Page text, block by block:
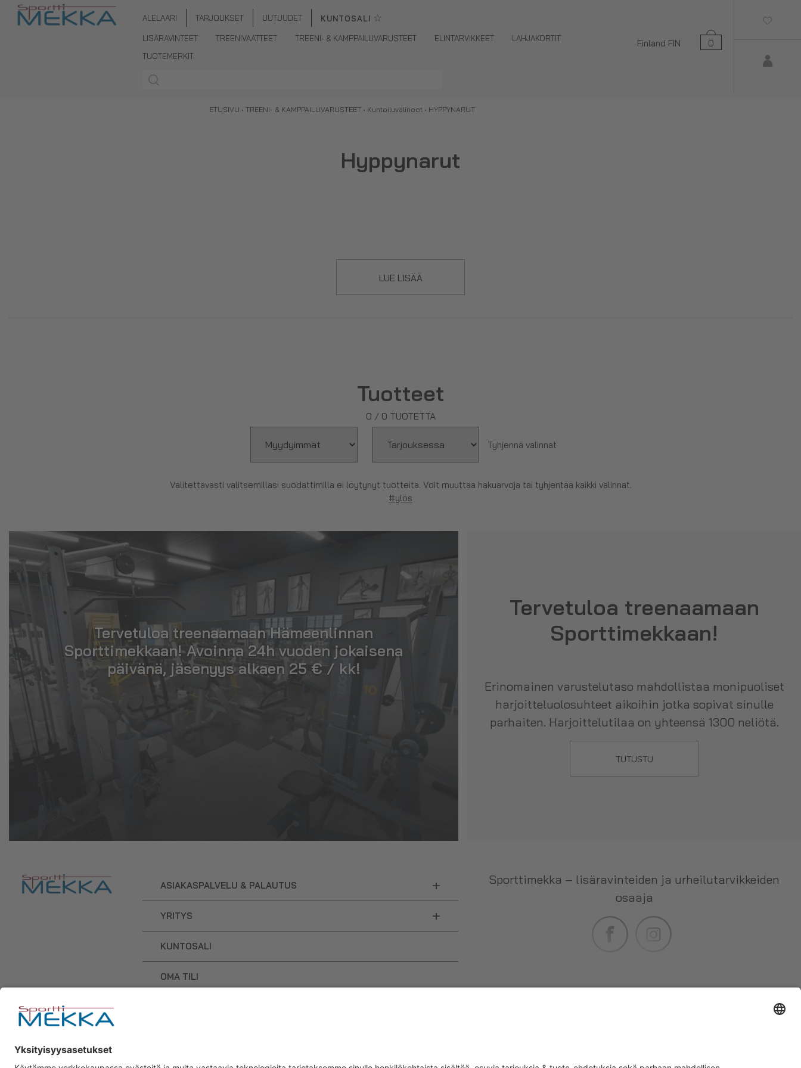
ALELAARI TARJOUKSET UUTUUDET KUNTOSALI ☆
LISÄRAVINTEET TREENIVAATTEET TREENI- & KAMPPAILUVARUSTEET ELINTARVIKKEET
LAHJAKORTIT
TUOTEMERKIT
0
Finland FIN
ETUSIVU • TREENI- & KAMPPAILUVARUSTEET • Kuntoiluvälineet • HYPPYNARUT
Hyppynarut
LUE LISÄÄ
Tuotteet
0 / 0 TUOTETTA
Tyhjennä valinnat
Valitettavasti valitsemillasi suodattimilla ei löytynyt tuotteita. Voit muuttaa hakuarvoja tai tyhjentää kaikki valinnat.
#ylös
Tervetuloa treenaamaan Hämeenlinnan
Sporttimekkaan! Avoinna 24h vuoden jokaisena
päivänä, jäsenyys alkaen 25 € / kk!
Tervetuloa treenaamaan
Sporttimekkaan!
Erinomainen varustelutaso mahdollistaa monipuoliset
harjoitteluolosuhteet aikoihin jotka sopivat sinulle
parhaiten. Harjoittelutilaa on yhteensä 1300 neliötä.
TUTUSTU
ASIAKASPALVELU & PALAUTUS +
YRITYS +
KUNTOSALI
OMA TILI
Sporttimekka – lisäravinteiden ja urheilutarvikkeiden
osaaja